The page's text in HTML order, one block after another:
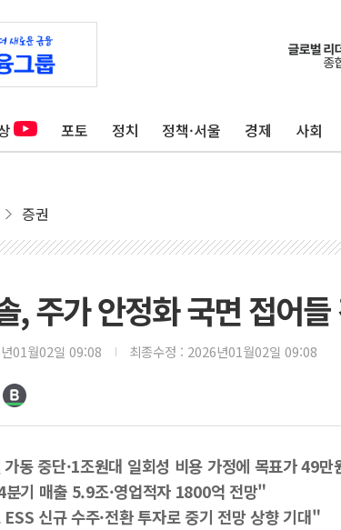
포토 정치 정책·서울 경제 사회
증권
, 주가 안정화 국면 접어
01월02일 09:08 최종수정 : 2026년01월02일 09:08
동 중단·1조원대 일회성 비용 가정에 목표가 49만
기 매출 5.9조·영업적자 1800억 전망"
신규 수주·전환 투자로 중기 전망 상향 기대"